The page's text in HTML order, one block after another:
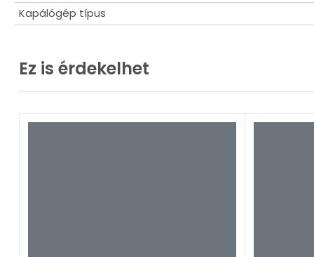
Kapcsolódó cikkek
Mikor
Kapálógép típus
Ez is érdekelhet